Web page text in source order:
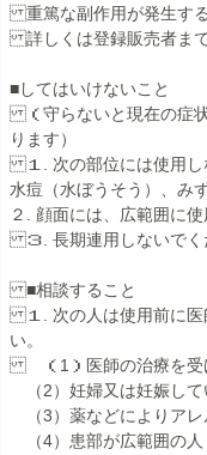
重篤な副作用が発生する
詳しくは登録販売者まで
■してはいけないこと
（守らないと現在の症
ります）
１. 次の部位には使用し
水痘（水ぼうそう）、み
２. 顔面には、広範囲に使
３. 長期連用しないでく
■相談すること
１. 次の人は使用前に医
い。
（1）医師の治療を受
（2）妊婦又は妊娠して
（3）薬などによりアレ
（4）患部が広範囲の人